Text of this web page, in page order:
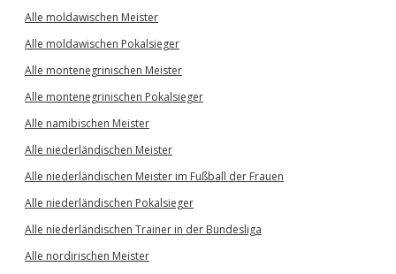
Alle moldawischen Meister
Alle moldawischen Pokalsieger
Alle montenegrinischen Meister
Alle montenegrinischen Pokalsieger
Alle namibischen Meister
Alle niederländischen Meister
Alle niederländischen Meister im Fußball der Frauen
Alle niederländischen Pokalsieger
Alle niederländischen Trainer in der Bundesliga
Alle nordirischen Meister